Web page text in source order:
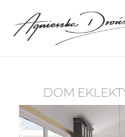
DOM